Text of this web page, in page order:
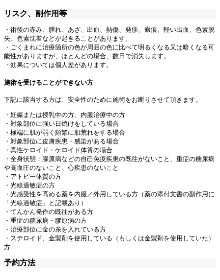
リスク、副作用等
・術後の赤み、腫れ、あざ、出血、熱傷、発疹、瘢痕、軽い出血、色素脱
失、色素沈着などが起きることがあります。
・ごくまれに治療箇所の色が周囲の色に比べて明るくなる又は暗くなる可
能性がありますが、ほとんどの場合、数日で消失します。
・効果については個人差があります。
施術を受けることができない方
下記に該当する方は、安全性のために施術をお断りさせて頂きます。
・妊娠または授乳中の方、内服治療中の方
・対象部位に強い日焼けをしている場合
・極端に肌が弱く頻繁に肌荒れをする場合
・対象部位に皮膚疾患・感染がある場合
・真性ケロイド・ケロイド体質の場合
・全身状態：膠原病などの自己免疫疾患の既往がないこと、重症の糖尿病
や高血圧のないこと、心疾患のないこと
・アトピー体質の方
・光線過敏症の方
・光感受性を高める薬を内服／外用している方（薬の添付文書の副作用に
「光線過敏症」と記載あり）
・てんかん発作の既往がある方
・重症の糖尿病・膠原病の方
・治療部位に金の糸を入れている方
・ステロイド、金製剤を使用している（もしくは金製剤を使用していた）
方
予約方法